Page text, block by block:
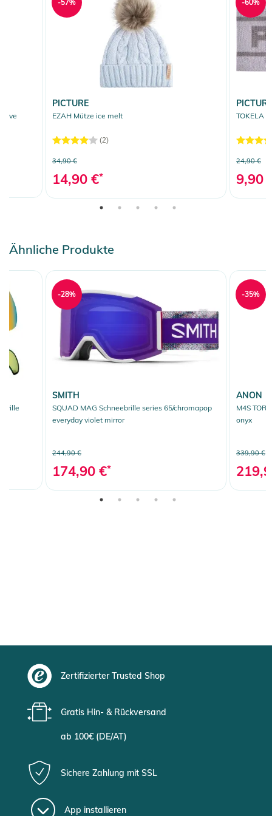
Gebrauchsanweisungen, Sicherheitshinweise und Warnungen
finden Sie direkt am Produkt.
PICTURE
EZAH Mütze ice melt
(2)
34,90 €
14,90 €*
-57%
PICTURE
TOKELA
24,90 €
9,90
-60%
Ähnliche Produkte
SMITH
SQUAD MAG Schneebrille series 65/chromapop
everyday violet mirror
244,90 €
174,90 €*
-28%
ANON
M4S
onyx
339,90 €
-35%
Zertifizierter Trusted Shop
Gratis Hin- & Rückversand
ab 100€ (DE/AT)
Sichere Zahlung mit SSL
App installieren